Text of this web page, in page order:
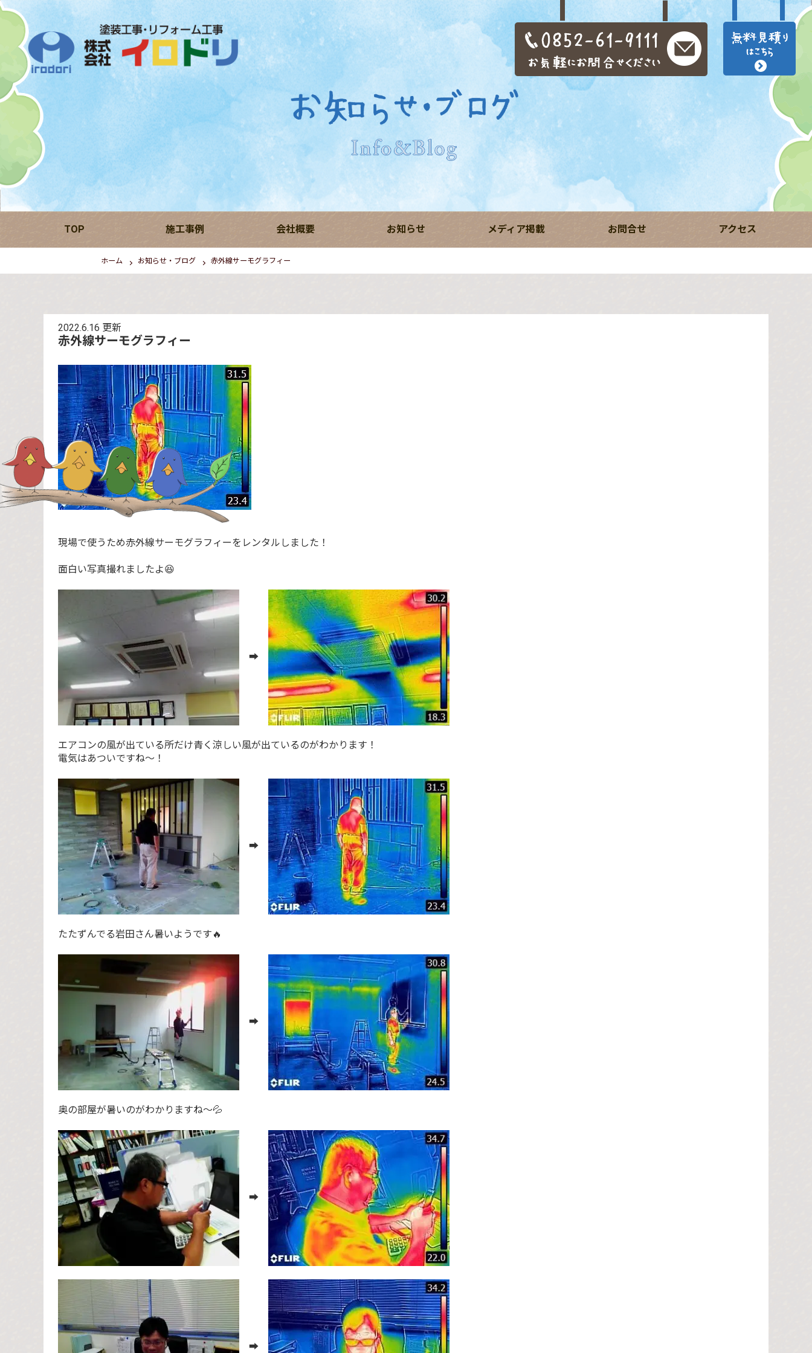
TOP 施工事例 会社概要 お知らせ メディア掲載 お問合せ アクセス
ホーム お知らせ・ブログ 赤外線サーモグラフィー
2022.6.16 更新
赤外線サーモグラフィー
現場で使うため赤外線サーモグラフィーをレンタルしました！
面白い写真撮れましたよ😆
➡️
エアコンの風が出ている所だけ青く涼しい風が出ているのがわかります！
電気はあついですね～！
➡️
たたずんでる岩田さん暑いようです🔥
➡️
奥の部屋が暑いのがわかりますね～💦
➡️
➡️